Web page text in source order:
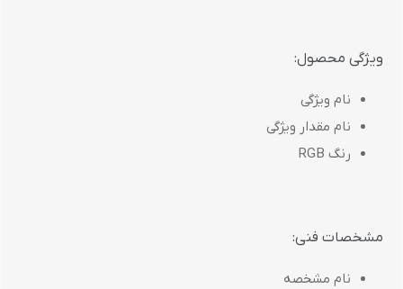
ویژگی محصول:
نام ویژگی
نام مقدار ویژگی
رنگ RGB
مشخصات فنی:
نام مشخصه